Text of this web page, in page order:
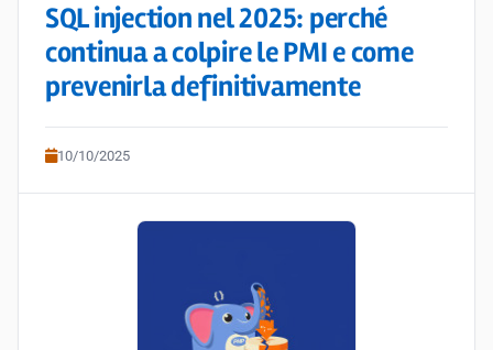
SQL injection nel 2025: perché
continua a colpire le PMI e come
prevenirla definitivamente
10/10/2025